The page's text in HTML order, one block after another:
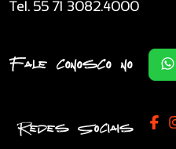
Tel. 55 71 3082.4000
Fale conosco no
Redes Sociais